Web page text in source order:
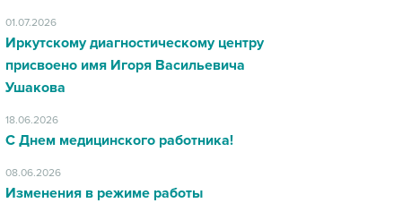
01.07.2026
Иркутскому диагностическому центру
присвоено имя Игоря Васильевича
Ушакова
18.06.2026
С Днем медицинского работника!
08.06.2026
Изменения в режиме работы